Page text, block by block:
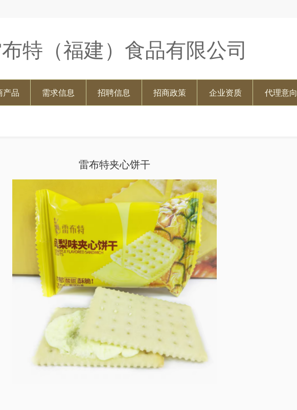
特（福建）食品有限公司
产品 需求信息 招聘信息 招商政策 企业资质 代理意向
雷布特夹心饼干